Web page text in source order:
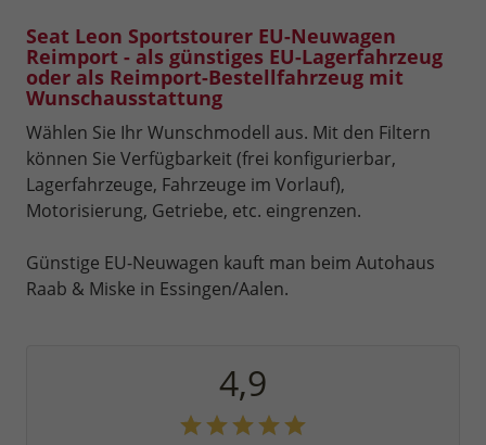
Seat Leon Sportstourer EU-Neuwagen
Reimport - als günstiges EU-Lagerfahrzeug
oder als Reimport-Bestellfahrzeug mit
Wunschausstattung
Wählen Sie Ihr Wunschmodell aus. Mit den Filtern
können Sie Verfügbarkeit (frei konfigurierbar,
Lagerfahrzeuge, Fahrzeuge im Vorlauf),
Motorisierung, Getriebe, etc. eingrenzen.
Günstige EU-Neuwagen kauft man beim Autohaus
Raab & Miske in Essingen/Aalen.
4,9